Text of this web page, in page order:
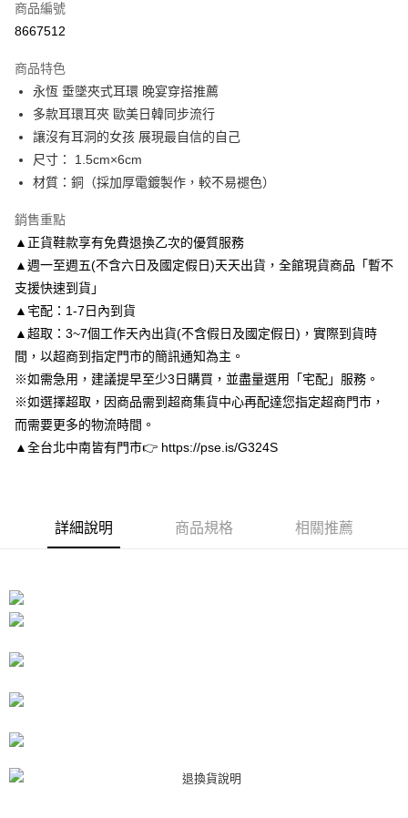
信用卡分期付款
合作金庫商業銀行
華南商業銀行
上海商業儲蓄銀行
國泰世華商業銀行
兆豐國際商業銀行
臺灣中小企業銀行
匯豐（台灣）商業銀行
華泰商業銀行
聯邦商業銀行
遠東國際商業銀行
元大商業銀行
台新國際商業銀行
中國信託商業銀行
台灣樂天信用卡公司
6 期 0 利率 每期
華南商業銀行
上海商業儲蓄銀行
台北富邦商業銀行
國泰世華商業銀行
臺灣中小企業銀行
台中商業銀行
聯邦商業銀行
元大商業銀行
永豐商業銀行
玉山商業銀行
星展（台灣）商業銀行
台新國際商業銀行
台灣樂天信用卡公司
LINE Pay
Apple Pay
街口支付
悠遊付
Google Pay
【關於「AFTEE先享後付」】
AFTEE先享後付是「在收到商品之後才付款」的支付方式。 讓您購物簡單
便利好安心！
１．簡單：不需註冊會員、不需綁卡、不需儲值。
２．便利：只要手機號碼，簡訊認證，即可結帳。
３．安心：先確認商品／服務後，再付款。
【「AFTEE先享後付」結帳流程】
１．於結帳方式選擇「AFTEE先享後付」後，將跳轉至「AFTEE先享後付」
ATM／網路銀行／等多元方式進行付款，方視為交易完成。
※ 請注意：結帳手續完成當下不需立刻繳費，但若您需要取消訂單，請聯絡
購買商品的店家。未經商家同意取消之訂單仍視為有效，需透過AFTEE先享
是否繳費成功／繳費後需取消欲退款等相關疑問，請聯繫「AFTEE先享後付
客戶支援中心」
１．透過由恩沛科技股份有限公司提供之「AFTEE先享後付」服務完成之交
權轉讓予恩沛科技股份有限公司。
３．未成年的使用者請事先徵得法定代理人或監護人之同意方可使用
任。
ATM付款
運送方式
付款後全家取貨
每筆NT$80，滿NT$3,000(含以上)免運費
每筆NT$80，滿NT$3,000(含以上)免運費
每筆NT$220
商品編號
8667512
商品特色
永恆 垂墜夾式耳環 晚宴穿搭推薦
多款耳環耳夾 歐美日韓同步流行
讓沒有耳洞的女孩 展現最自信的自己
尺寸： 1.5cm×6cm
材質：銅（採加厚電鍍製作，較不易褪色）
銷售重點
▲正貨鞋款享有免費退換乙次的優質服務
▲週一至週五(不含六日及國定假日)天天出貨，全館現貨商品「暫不
支援快速到貨」
▲宅配：1-7日內到貨
▲超取：3~7個工作天內出貨(不含假日及國定假日)，實際到貨時
間，以超商到指定門市的簡訊通知為主。
※如需急用，建議提早至少3日購買，並盡量選用「宅配」服務。
※如選擇超取，因商品需到超商集貨中心再配達您指定超商門市，
而需要更多的物流時間。
▲全台北中南皆有門市👉 https://pse.is/G324S
詳細說明 商品規格 相關推薦